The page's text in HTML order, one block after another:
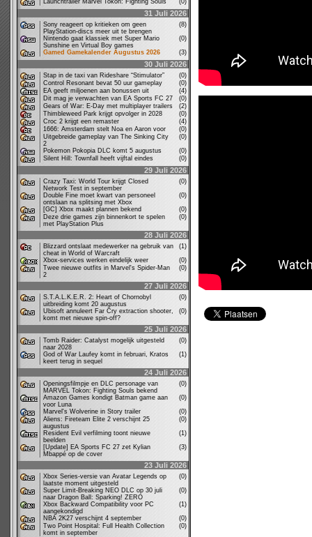
Launchtrailer Marvel Tokon: Fighting Souls
(0)
31 Juli 2026
Sony reageert op kritieken om geen
PlayStation-discs meer uit te brengen
(8)
Nintendo gaat klassiek met Super Mario
Sunshine en Virtual Boy games
(0)
Gamed Gamekalender Augustus 2026
(3)
30 Juli 2026
Stap in de taxi van Rideshare “Stimulator”
(0)
Control Resonant bevat 50 uur gameplay
(0)
EA geeft miljoenen aan bonussen uit
(4)
Dit mag je verwachten van EA Sports FC 27
(0)
Gears of War: E-Day met multiplayer trailers
(2)
Thimbleweed Park krijgt opvolger in 2028
(0)
Croc 2 krijgt een remaster
(4)
1666: Amsterdam stelt Noa en Aaron voor
(0)
Uitgebreide gameplay van The Sinking City
2
(0)
Pokemon Pokopia DLC komt 5 augustus
(0)
Silent Hill: Townfall heeft vijftal eindes
(0)
29 Juli 2026
Crazy Taxi: World Tour krijgt Closed
Network Test in september
(0)
Double Fine moet kwart van personeel
ontslaan na splitsing met Xbox
(0)
[GC] Xbox maakt plannen bekend
(0)
Deze drie games zijn binnenkort te spelen
met PlayStation Plus
(0)
28 Juli 2026
Blizzard ontslaat medewerker na gebruik van
cheat in World of Warcraft
(1)
Xbox-services werken eindelijk weer
(0)
Twee nieuwe outfits in Marvel's Spider-Man
2
(0)
27 Juli 2026
S.T.A.L.K.E.R. 2: Heart of Chornobyl
uitbreiding komt 20 augustus
(0)
Ubisoft annuleert Far Cry extraction shooter,
komt met nieuwe spin-off?
(0)
25 Juli 2026
Tomb Raider: Catalyst mogelijk uitgesteld
naar 2028
(0)
God of War Laufey komt in februari, Kratos
keert terug in sequel
(1)
24 Juli 2026
Openingsfilmpje en DLC personage van
MARVEL Tokon: Fighting Souls bekend
(0)
Amazon Games kondigt Batman game aan
voor Luna
(0)
Marvel's Wolverine in Story trailer
(0)
Aliens: Fireteam Elite 2 verschijnt 25
augustus
(0)
Resident Evil verfilming toont nieuwe
beelden
(1)
[Update] EA Sports FC 27 zet Kylian
Mbappé op de cover
(3)
23 Juli 2026
Xbox Series-versie van Avatar Legends op
laatste moment uitgesteld
(0)
Super Limit-Breaking NEO DLC op 30 juli
naar Dragon Ball: Sparking! ZERO
(0)
Xbox Backward Compatibility voor PC
aangekondigd
(1)
NBA 2K27 verschijnt 4 september
(0)
Two Point Hospital: Full Health Collection
komt in september
(0)